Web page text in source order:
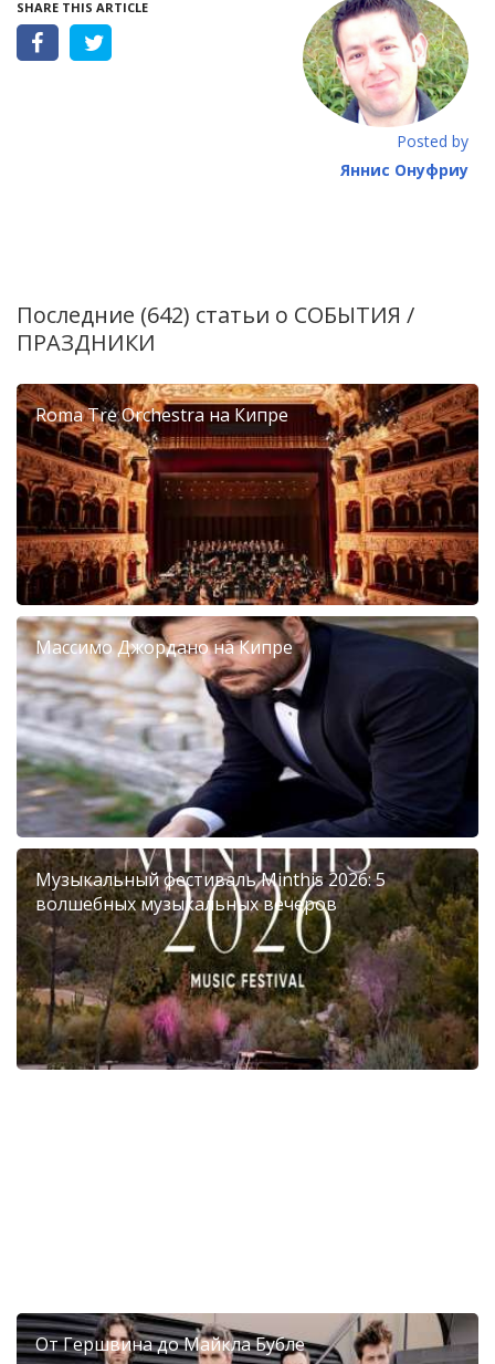
SHARE THIS ARTICLE
Posted by
Яннис Онуфриу
Последние (642) статьи о СОБЫТИЯ /
ПРАЗДНИКИ
Roma Tre Orchestra на Кипре
Массимо Джордано на Кипре
Музыкальный фестиваль Minthis 2026: 5
волшебных музыкальных вечеров
От Гершвина до Майкла Бубле